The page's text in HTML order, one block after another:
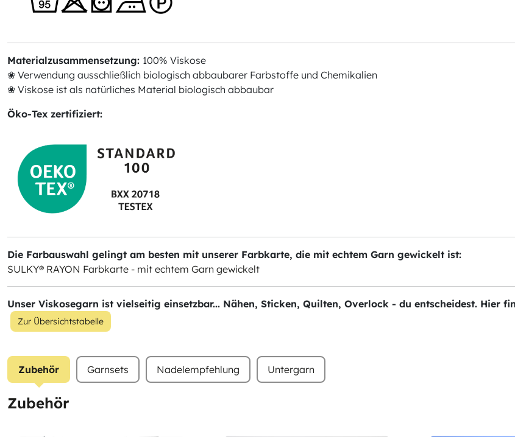
Materialzusammensetzung: 100% Viskose
❀ Verwendung ausschließlich biologisch abbaubarer Farbstoffe und Chemikalien
❀ Viskose ist als natürliches Material biologisch abbaubar
Öko-Tex zertifiziert:
Die Farbauswahl gelingt am besten mit unserer Farbkarte, die mit echtem Garn gewickelt ist:
SULKY® RAYON Farbkarte - mit echtem Garn gewickelt
Unser Viskosegarn ist vielseitig einsetzbar... Nähen, Sticken, Quilten, Overlock - du entscheidest. Hier
Zur Übersichtstabelle
Zubehör Garnsets Nadelempfehlung Untergarn
Zubehör